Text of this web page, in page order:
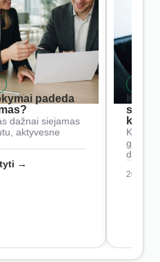
padeda
dažnai siejamas
aktyvesne
→
Kaip
2026-